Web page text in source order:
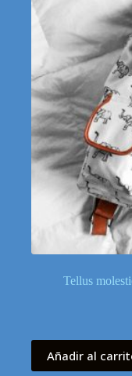
Tellus
Añadir al